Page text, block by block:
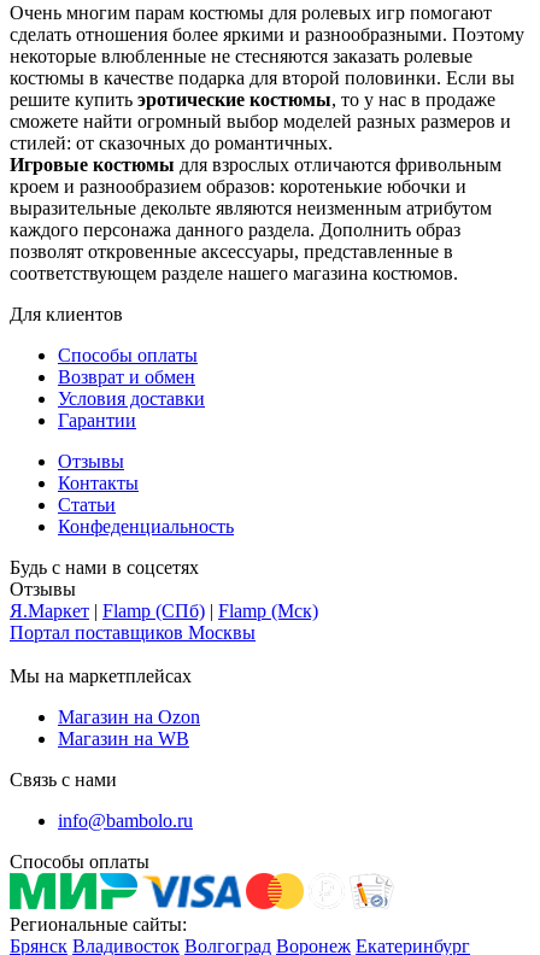
Очень многим парам костюмы для ролевых игр помогают
сделать отношения более яркими и разнообразными. Поэтому
некоторые влюбленные не стесняются заказать ролевые
костюмы в качестве подарка для второй половинки. Если вы
решите купить эротические костюмы, то у нас в продаже
сможете найти огромный выбор моделей разных размеров и
стилей: от сказочных до романтичных.
Игровые костюмы для взрослых отличаются фривольным
кроем и разнообразием образов: коротенькие юбочки и
выразительные декольте являются неизменным атрибутом
каждого персонажа данного раздела. Дополнить образ
позволят откровенные аксессуары, представленные в
соответствующем разделе нашего магазина костюмов.
Для клиентов
Способы оплаты
Возврат и обмен
Условия доставки
Гарантии
Отзывы
Контакты
Статьи
Конфеденциальность
Будь с нами в соцсетях
Отзывы
Я.Маркет | Flamp (СПб) | Flamp (Мск)
Портал поставщиков Москвы
Мы на маркетплейсах
Магазин на Ozon
Магазин на WB
Связь с нами
info@bambolo.ru
Способы оплаты
Региональные сайты:
Брянск Владивосток Волгоград Воронеж Екатеринбург